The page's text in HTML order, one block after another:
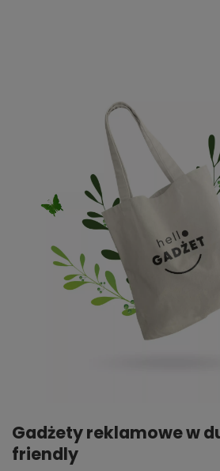
Gadżety reklamowe w
friendly